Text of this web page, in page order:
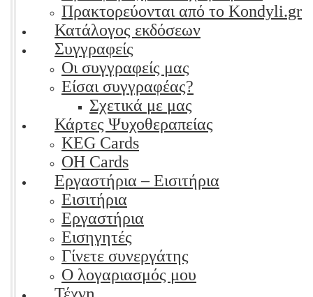
Πρακτορεύονται από το Kondyli.gr
Κατάλογος εκδόσεων
Συγγραφείς
Οι συγγραφείς μας
Είσαι συγγραφέας?
Σχετικά με μας
Κάρτες Ψυχοθεραπείας
KEG Cards
OH Cards
Εργαστήρια – Εισιτήρια
Εισιτήρια
Εργαστήρια
Εισηγητές
Γίνετε συνεργάτης
Ο λογαριασμός μου